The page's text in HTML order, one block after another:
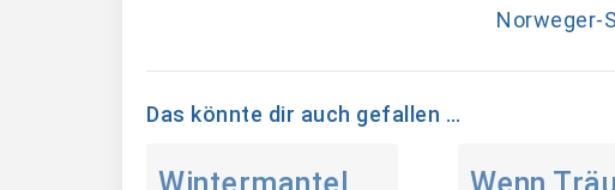
Norweger-
Das könnte dir auch gefallen …